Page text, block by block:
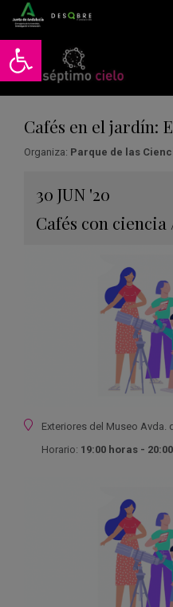
Abrir barra de herramientas
Cafés en el jardín:
Organiza: Parque de las
30 JUN '20
Cafés con ciencia
Ubicación
Exteriores del Museo Avda.
Horario: 19:00 horas -